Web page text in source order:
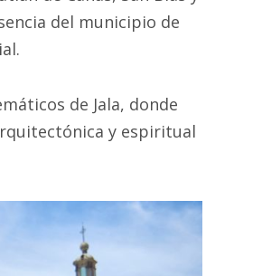
del municipio de
de Jala, donde
y espiritual